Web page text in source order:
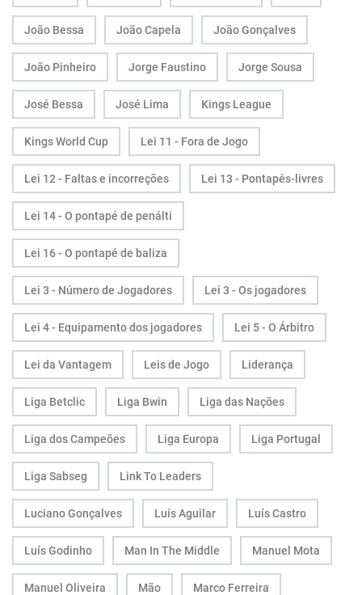
João Bessa João Capela João Gonçalves
João Pinheiro Jorge Faustino Jorge Sousa
José Bessa José Lima Kings League
Kings World Cup Lei 11 - Fora de Jogo
Lei 12 - Faltas e incorreções Lei 13 - Pontapés-livres
Lei 14 - O pontapé de penálti
Lei 16 - O pontapé de baliza
Lei 3 - Número de Jogadores Lei 3 - Os jogadores
Lei 4 - Equipamento dos jogadores Lei 5 - O Árbitro
Lei da Vantagem Leis de Jogo Liderança
Liga Betclic Liga Bwin Liga das Nações
Liga dos Campeões Liga Europa Liga Portugal
Liga Sabseg Link To Leaders
Luciano Gonçalves Luís Aguilar Luís Castro
Luís Godinho Man In The Middle Manuel Mota
Manuel Oliveira Mão Marco Ferreira